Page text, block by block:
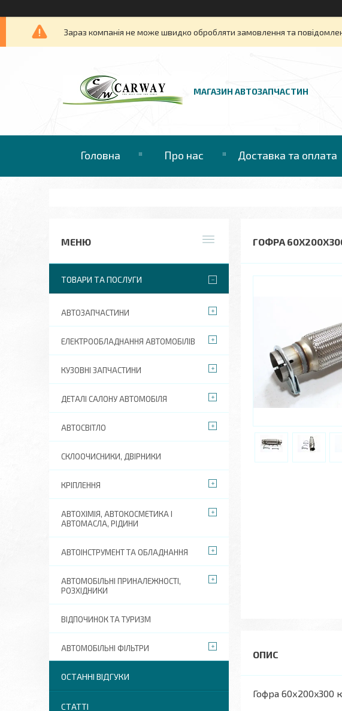
Зараз компанія не може швидко обробляти замовлення та
МАГАЗИН АВТОЗАПЧАСТИН
Головна Про нас Доставка та оплата
ГОФРА
Гофра 60х200x300
ТОВАРИ ТА ПОСЛУГИ
АВТОЗАПЧАСТИНИ
ЕЛЕКТРООБЛАДНАННЯ АВТОМОБІЛІВ
КУЗОВНІ ЗАПЧАСТИНИ
ДЕТАЛІ САЛОНУ АВТОМОБІЛЯ
АВТОСВІТЛО
СКЛООЧИСНИКИ, ДВІРНИКИ
КРІПЛЕННЯ
АВТОХІМІЯ, АВТОКОСМЕТИКА І
АВТОМАСЛА, РІДИНИ
АВТОІНСТРУМЕНТ ТА ОБЛАДНАННЯ
АВТОМОБІЛЬНІ ПРИНАЛЕЖНОСТІ,
РОЗХІДНИКИ
ВІДПОЧИНОК ТА ТУРИЗМ
АВТОМОБІЛЬНІ ФІЛЬТРИ
ОСТАННІ ВІДГУКИ
СТАТТІ